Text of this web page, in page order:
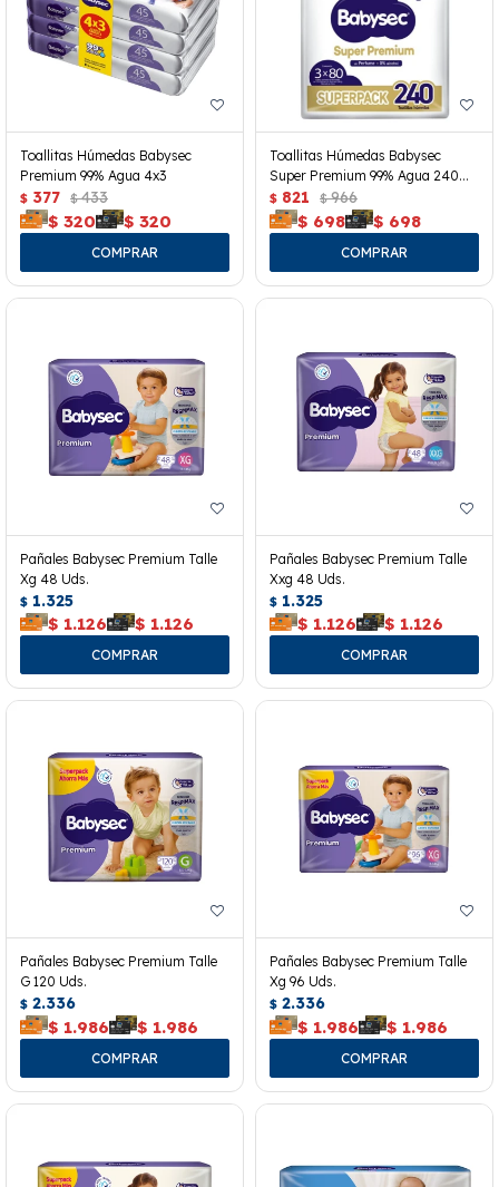
Toallitas Húmedas Babysec
Premium 99% Agua 4x3
$ 377 $ 433
$ 320 $ 320
Toallitas Húmedas Babysec
Super Premium 99% Agua 240
Uds.
$ 821 $ 966
$ 698 $ 698
Pañales Babysec Premium Talle
Xg 48 Uds.
$ 1.325
$ 1.126 $ 1.126
Pañales Babysec Premium Talle
Xxg 48 Uds.
$ 1.325
$ 1.126 $ 1.126
Pañales Babysec Premium Talle
G 120 Uds.
$ 2.336
$ 1.986 $ 1.986
Pañales Babysec Premium Talle
Xg 96 Uds.
$ 2.336
$ 1.986 $ 1.986